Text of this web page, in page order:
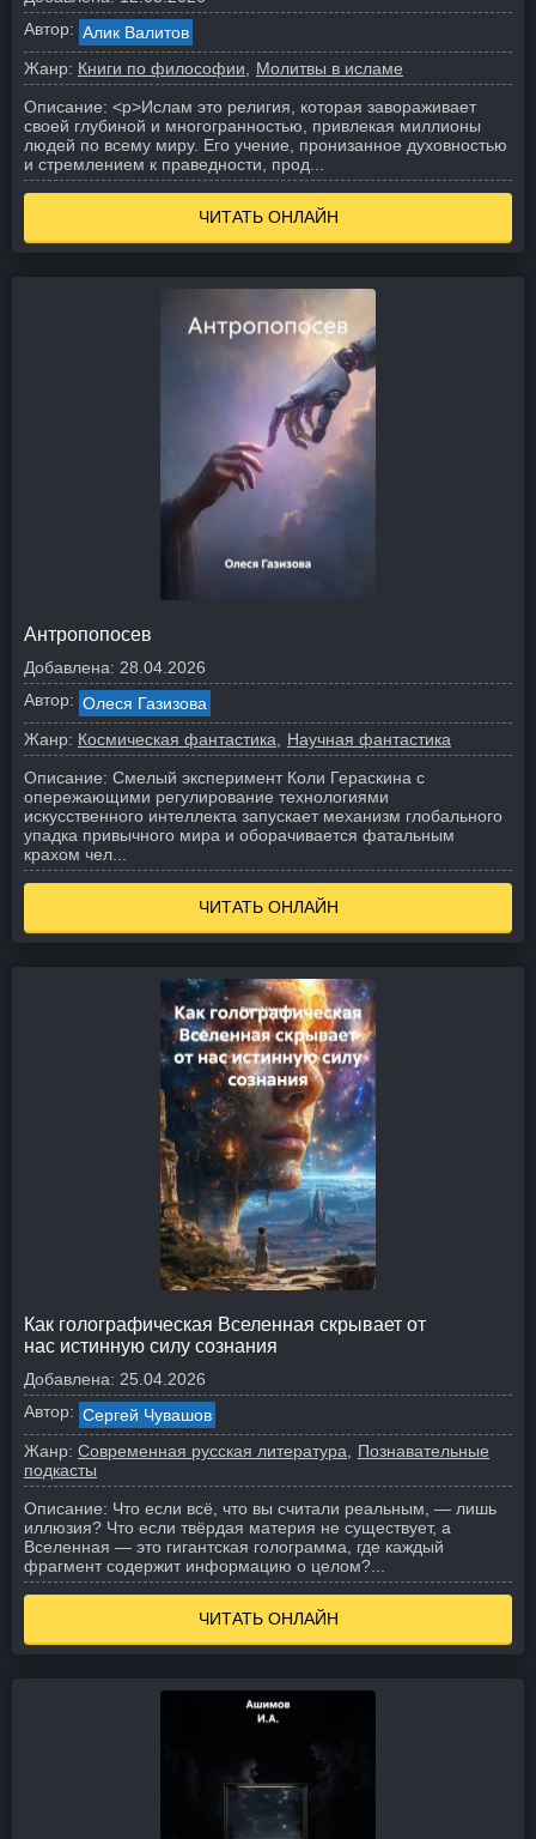
Автор: Алик Валитов
Жанр: Книги по философии
Молитвы в исламе
Описание: <p>Ислам это религия, которая завораживает
своей глубиной и многогранностью, привлекая миллионы
людей по всему миру. Его учение, пронизанное духовностью
и стремлением к праведности, прод...
ЧИТАТЬ ОНЛАЙН
Антропопосев
Добавлена: 28.04.2026
Автор: Олеся Газизова
Жанр: Космическая фантастика
Научная фантастика
Описание: Смелый эксперимент Коли Гераскина с
опережающими регулирование технологиями
искусственного интеллекта запускает механизм глобального
упадка привычного мира и оборачивается фатальным
крахом чел...
ЧИТАТЬ ОНЛАЙН
Как голографическая Вселенная скрывает от
нас истинную силу сознания
Добавлена: 25.04.2026
Автор: Сергей Чувашов
Жанр: Современная русская литература
Познавательные
подкасты
Описание: Что если всё, что вы считали реальным, — лишь
иллюзия? Что если твёрдая материя не существует, а
Вселенная — это гигантская голограмма, где каждый
фрагмент содержит информацию о целом?
ЧИТАТЬ ОНЛАЙН